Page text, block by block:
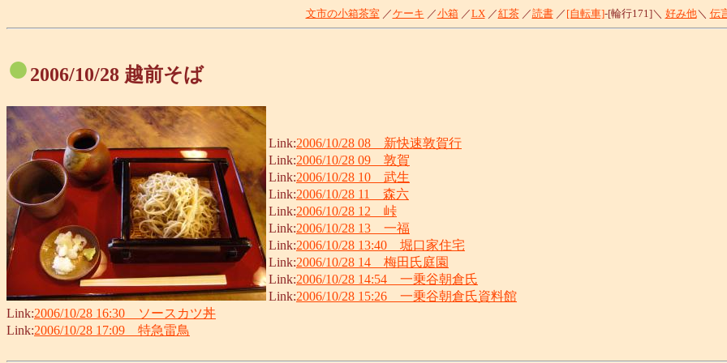
文市の小箱茶室 ／ケーキ ／小箱／LX／紅茶／読書／ [自転車]-[輪行171]＼ 好み他＼ 伝
●2006/10/28 越前そば
Link:2006/10/28 08 新快速敦賀行
Link:2006/10/28 09 敦賀
Link:2006/10/28 10 武生
Link:2006/10/28 11 森六
Link:2006/10/28 12 峠
Link:2006/10/28 13 一福
Link:2006/10/28 13:40 堀口家住宅
Link:2006/10/28 14 梅田氏庭園
Link:2006/10/28 14:54 一乗谷朝倉氏
Link:2006/10/28 15:26 一乗谷朝倉氏資料館
Link:2006/10/28 16:30 ソースカツ丼
Link:2006/10/28 17:09 特急雷鳥